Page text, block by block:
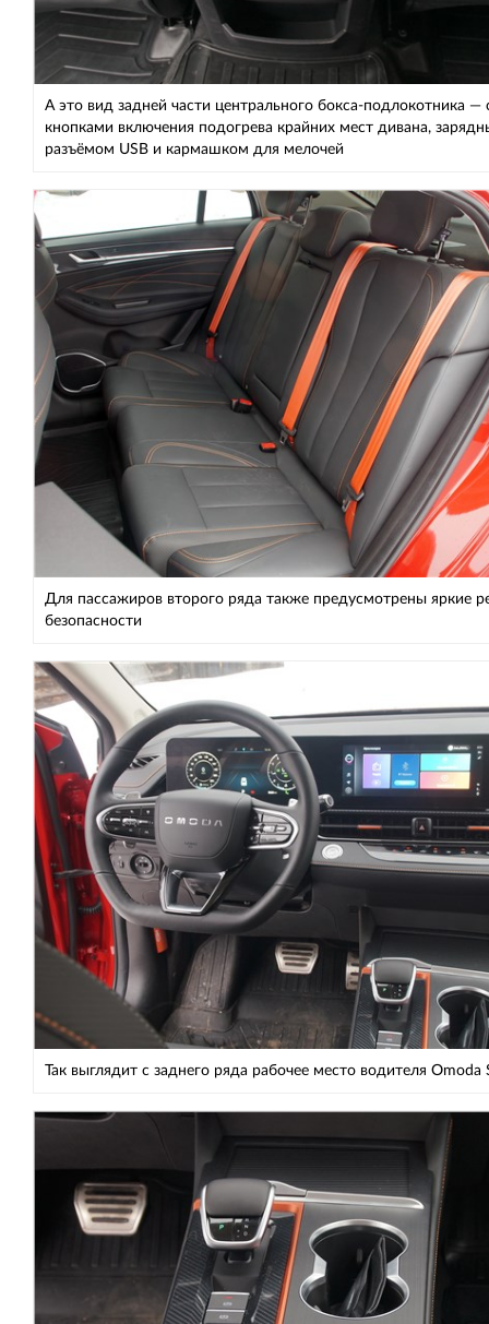
А это вид задней части центрального бокса-подлокотника —
кнопками включения подогрева крайних мест дивана,
разъёмом USB и кармашком для мелочей
Для пассажиров второго ряда также предусмотрены яркие
безопасности
Так выглядит с заднего ряда рабочее место водителя Omoda